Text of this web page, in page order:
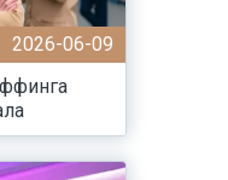
2026-06-09